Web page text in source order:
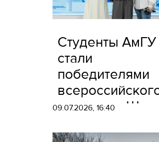
Студенты АмГУ
стали
победителями
конкурса
09.07.2026, 16:40